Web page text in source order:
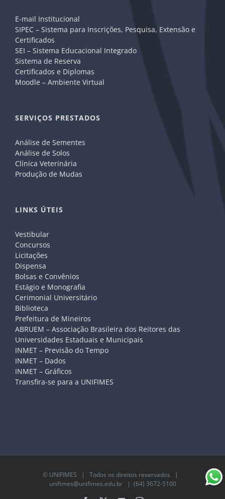
E-mail Institucional
SIPEC – Sistema para Inscrições, Pesquisa, Extensão e
Certificados
SEI – Sistema Educacional Integrado
Sistema de Reserva
Certificados e Diplomas
Moodle – Ambiente Virtual
SERVIÇOS PRESTADOS
Análise de Sementes
Análise de Solos
Clínica Veterinária
Produção de Mudas
LINKS ÚTEIS
Vestibular
Concursos
Licitações
Dispensa
Bolsas e Convênios
Estágio e Monografia
Cerimonial Universitário
Biblioteca
Prefeitura de Mineiros
ABRUEM – Associação Brasileira dos Reitores das
Universidades Estaduais e Municipais
INMET – Previsão do Tempo
INMET – Dados
INMET – Gráficos
Transfira-se para a UNIFIMES
© UNIFIMES | Todos os direitos reservados |
unifimes@unifimes.edu.br| (64) 3672-5100